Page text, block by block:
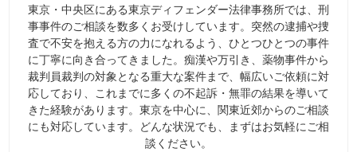
東京・中央区にある東京ディフェンダー法律事務所では、刑
事事件のご相談を数多くお受けしています。突然の逮捕や捜
査で不安を抱える方の力になれるよう、ひとつひとつの事件
に丁寧に向き合ってきました。痴漢や万引き、薬物事件から
裁判員裁判の対象となる重大な案件まで、幅広いご依頼に対
応しており、これまでに多くの不起訴・無罪の結果を導いて
きた経験があります。東京を中心に、関東近郊からのご相談
にも対応しています。どんな状況でも、まずはお気軽にご相
談ください。